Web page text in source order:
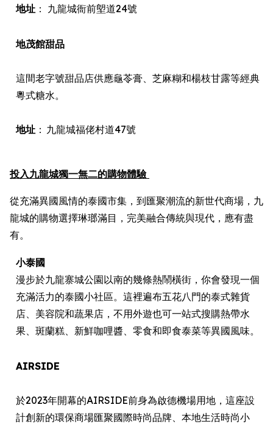
地址 ： 九龍城衙前塱道24號
地茂館甜品
這間老字號甜品店供應龜苓膏、芝麻糊和楊枝甘露等經典
粵式糖水。
地址 ： 九龍城福佬村道47號
投入九龍城獨一無二的購物體驗
從充滿異國風情的泰國市集，到匯聚潮流的新世代商場，九
龍城的購物選擇琳瑯滿目，完美融合傳統與現代，應有盡
有。
小泰國
漫步於九龍寨城公園以南的幾條熱鬧橫街，你會發現一個
充滿活力的泰國小社區。這裡遍布五花八門的泰式雜貨
店、美容院和蔬果店，不用外遊也可一站式搜購熱帶水
果、斑蘭糕、新鮮咖哩醬、零食和即食泰菜等異國風味。
AIRSIDE
於2023年開幕的AIRSIDE前身為啟德機場用地，這座設
計創新的環保商場匯聚國際時尚品牌、本地生活時尚小